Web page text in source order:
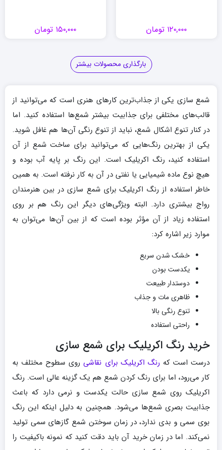
۱۲۰,۰۰۰ تومان ۱۵۰,۰۰۰ تومان
بارگذاری محصولات بیشتر
شمع سازی یکی از جذاب‌ترین کارهای هنری است که می‌توانید از
قالب‌های مختلفی برای جذابیت بیشتر شمع‌ها استفاده کنید. اما
در کنار تنوع اشکال شمع، نباید از تنوع رنگی آن‌ها هم غافل شوید.
یکی از بهترین رنگ‌هایی که می‌توانید برای ساخت شمع از آن
استفاده کنید، رنگ اکریلیک است. این رنگ بر پایه آب بوده و
هیچ نوع ماده شیمیایی یا نفتی در آن به کار نرفته است. به همین
خاطر استفاده از رنگ اکریلیک برای شمع سازی در بین هنرمندان
رواج بیشتری دارد. البته ویژگی‌های دیگر این رنگ هم بر روی
استفاده زیاد از آن مؤثر بوده است که از بین آن‌ها می‌توان به
موارد زیر اشاره کرد:
خشک شدن سریع
یکدست بودن
دوستدار طبیعت
ظاهری مات و جذاب
تنوع رنگی بالا
راحتی استفاده
خرید رنگ اکریلیک برای شمع سازی
درست است که رنگ اکریلیک برای نقاشیروی سطوح مختلف به
کار می‌رود، اما برای رنگ کردن شمع هم یک گزینه عالی است. رنگ
اکریلیک روی شمع سازی حالت یکدست و نرمی دارد که باعث
جذابیت بصری شمع‌ها می‌شود. همچنین به دلیل اینکه این رنگ
بوی سمی و بدی ندارد، در زمان سوختن شمع گازهای سمی تولید
نمی‌کند. اما در زمان خرید آن باید دقت کنید که نمونه باکیفیت را